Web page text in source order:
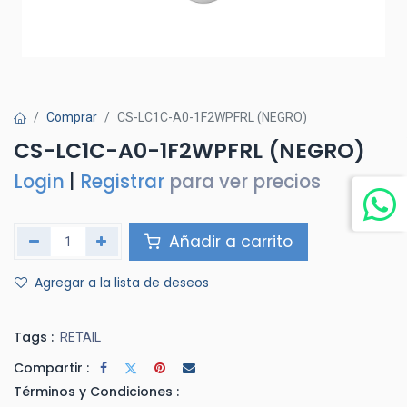
Comprar CS-LC1C-A0-1F2WPFRL (NEGRO)
CS-LC1C-A0-1F2WPFRL (NEGRO)
Login Registrar para ver precios
Añadir a carrito
Agregar a la lista de deseos
Tags : RETAIL
Compartir :
Términos y Condiciones :